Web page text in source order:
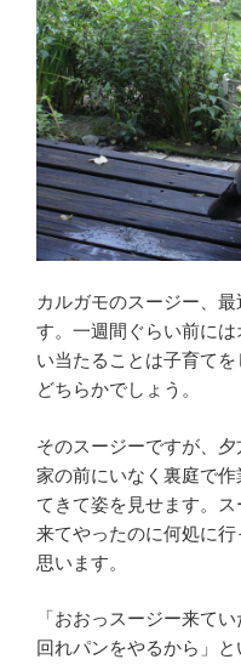
カルガモのスージー、
す。一週間ぐらい前に
い当たることは子育て
どちらかでしょう。
そのスージーですが、
家の前にいなく裏庭で
てきて姿を見せます。
来てやったのに何処に
思います。
「おおっスージー来て
回れパンをやるから」